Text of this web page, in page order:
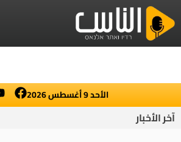
الأحد 9 أغسطس 2026
آخر الأخبار